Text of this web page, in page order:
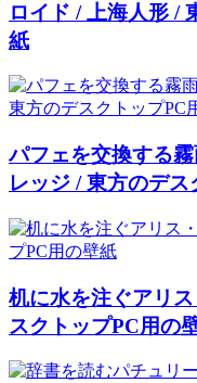
ロイド / 上海人形 /
紙
パフェを交換する
レッジ / 東方のデ
机に水を注ぐアリ
スクトップPC用の